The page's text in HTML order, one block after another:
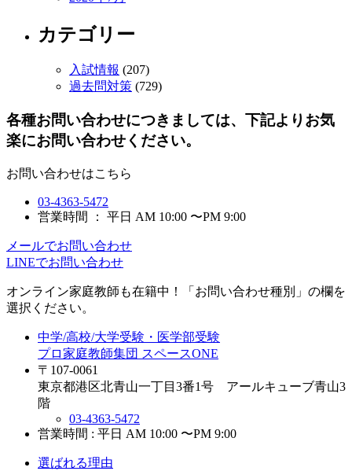
カテゴリー
入試情報 (207)
過去問対策 (729)
各種お問い合わせにつきましては、下記よりお気
楽にお問い合わせください。
お問い合わせはこちら
03-4363-5472
営業時間 ： 平日 AM 10:00 〜PM 9:00
メールでお問い合わせ
LINEでお問い合わせ
オンライン家庭教師 も在籍中！「お問い合わせ種別」の欄を
選択ください。
中学/高校/大学受験・医学部受験
プロ家庭教師集団 スペースONE
〒107-0061
東京都港区北青山一丁目3番1号 アールキューブ青山3
階
03-4363-5472
営業時間 : 平日 AM 10:00 〜PM 9:00
選ばれる理由